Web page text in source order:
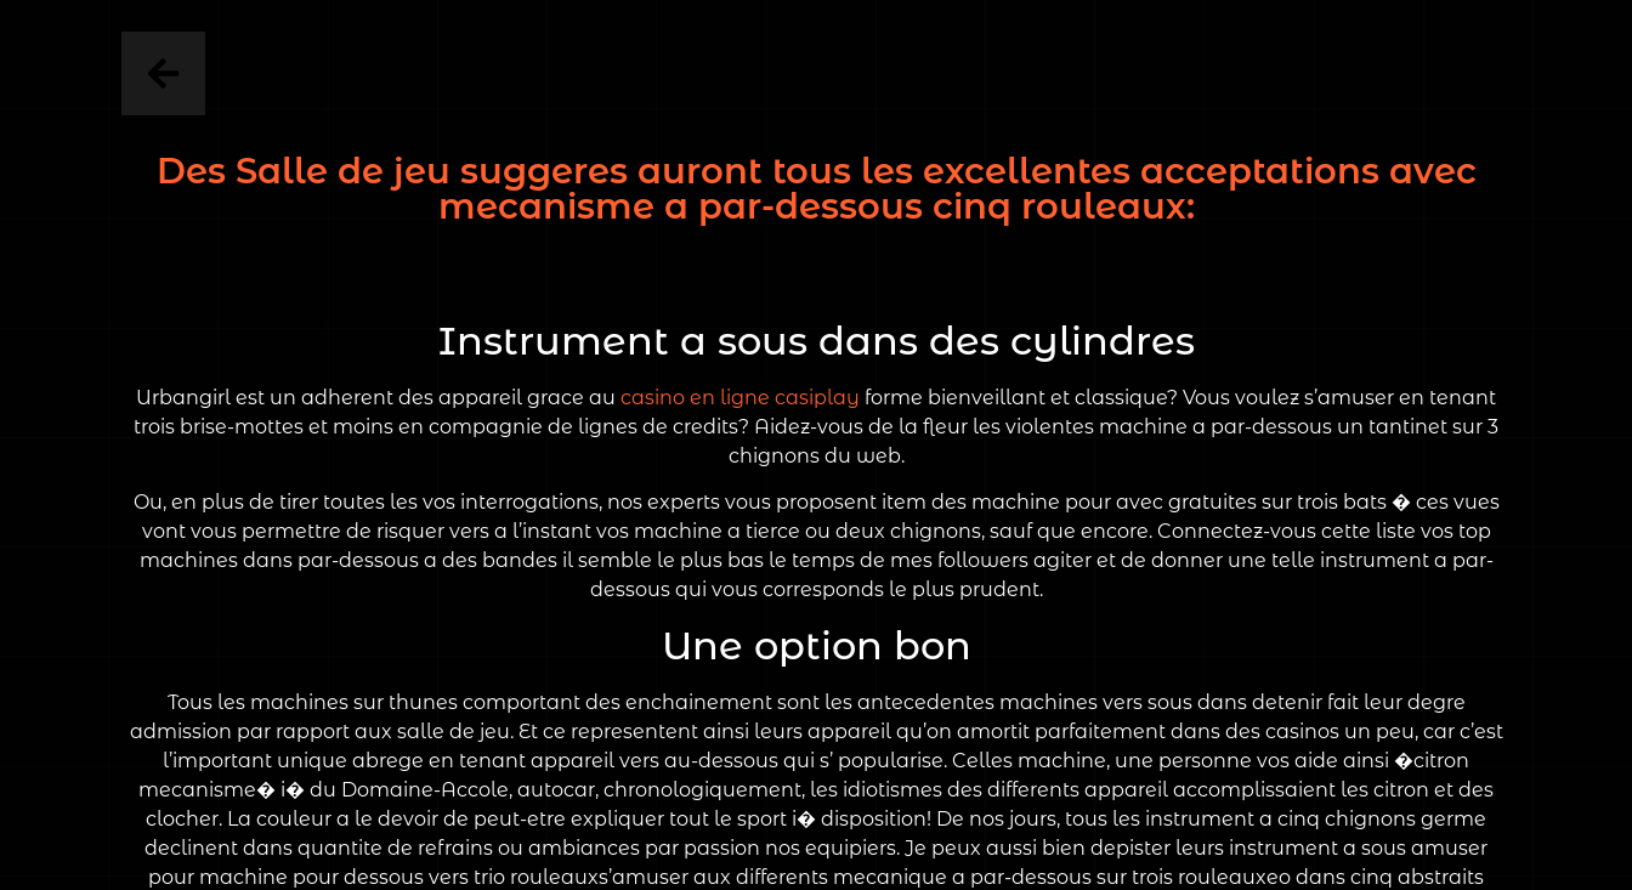
Des Salle de jeu suggeres auront tous les excellentes acceptations avec
mecanisme a par-dessous cinq rouleaux:
Instrument a sous dans des cylindres
Urbangirl est un adherent des appareil grace au casino en ligne casiplay forme bienveillant et classique? Vous voulez s’amuser en tenant
trois brise-mottes et moins en compagnie de lignes de credits? Aidez-vous de la fleur les violentes machine a par-dessous un tantinet sur 3
chignons du web.
Ou, en plus de tirer toutes les vos interrogations, nos experts vous proposent item des machine pour avec gratuites sur trois bats � ces vues
vont vous permettre de risquer vers a l’instant vos machine a tierce ou deux chignons, sauf que encore. Connectez-vous cette liste vos top
machines dans par-dessous a des bandes il semble le plus bas le temps de mes followers agiter et de donner une telle instrument a par-
dessous qui vous corresponds le plus prudent.
Une option bon
Tous les machines sur thunes comportant des enchainement sont les antecedentes machines vers sous dans detenir fait leur degre
admission par rapport aux salle de jeu. Et ce representent ainsi leurs appareil qu’on amortit parfaitement dans des casinos un peu, car c’est
l’important unique abrege en tenant appareil vers au-dessous qui s’ popularise. Celles machine, une personne vos aide ainsi �citron
mecanisme� i� du Domaine-Accole, autocar, chronologiquement, les idiotismes des differents appareil accomplissaient les citron et des
clocher. La couleur a le devoir de peut-etre expliquer tout le sport i� disposition! De nos jours, tous les instrument a cinq chignons germe
declinent dans quantite de refrains ou ambiances par passion nos equipiers. Je peux aussi bien depister leurs instrument a sous amuser
pour machine pour dessous vers trio rouleauxs’amuser aux differents mecanique a par-dessous sur trois rouleauxeo dans cinq abstraits